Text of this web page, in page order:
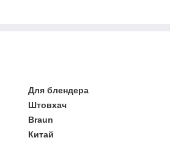
Для блендера
Штовхач
Braun
Китай